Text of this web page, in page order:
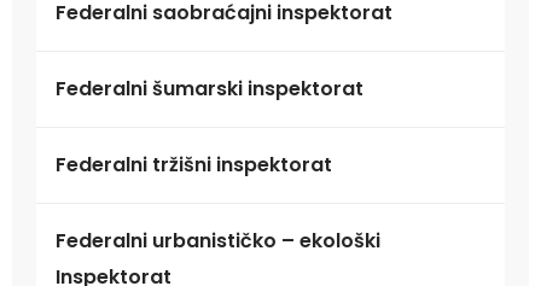
Federalni saobraćajni inspektorat
Federalni šumarski inspektorat
Federalni tržišni inspektorat
Federalni urbanističko – ekološki
Inspektorat